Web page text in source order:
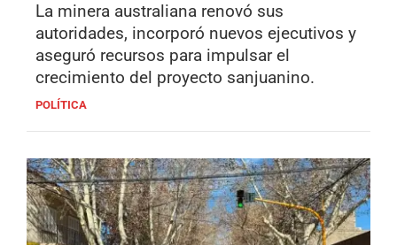
La minera australiana renovó sus
autoridades, incorporó nuevos ejecutivos y
aseguró recursos para impulsar el
crecimiento del proyecto sanjuanino.
POLÍTICA